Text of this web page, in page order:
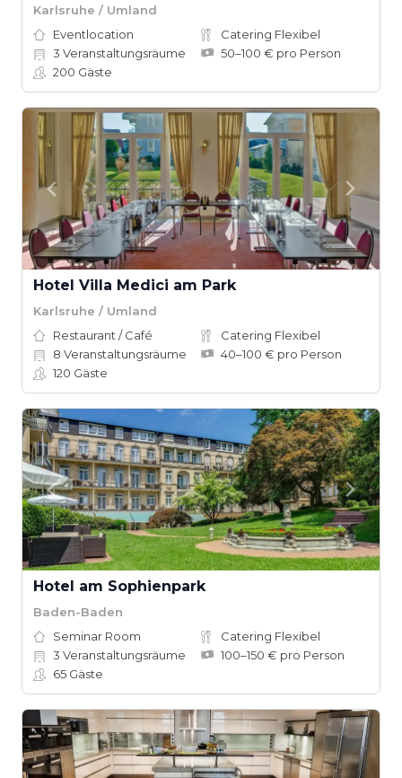
Karlsruhe / Umland
Eventlocation
Catering Flexibel
3 Veranstaltungsräume
50–100 € pro Person
200 Gäste
Hotel Villa Medici am Park
Karlsruhe / Umland
Restaurant / Café
Catering Flexibel
8 Veranstaltungsräume
40–100 € pro Person
120 Gäste
Hotel am Sophienpark
Baden-Baden
Seminar Room
Catering Flexibel
3 Veranstaltungsräume
100–150 € pro Person
65 Gäste